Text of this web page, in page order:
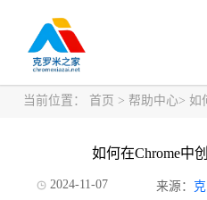
当前位置： 首页 > 帮助中心> 如
如何在Chrome中
2024-11-07 来源：